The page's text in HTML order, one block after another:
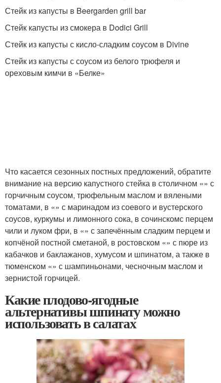
Стейк из капусты в Beergarden grill bar
Стейк капусты из смокера в Dodici Grill
Стейк из капусты с кисло-сладким соусом в Divine
Стейк из капусты с соусом из белого трюфеля и
ореховым кимчи в «Белке»
Что касается сезонных постных предложений, обратите
внимание на версию капустного стейка в столичном «» с
горчичным соусом, трюфельным маслом и вялеными
томатами, в «» с маринадом из соевого и вустерского
соусов, куркумы и лимонного сока, в сочинскомс перцем
чили и луком фри, в «» с запечённым сладким перцем и
копчёной постной сметаной, в ростовском «» с пюре из
кабачков и баклажанов, хумусом и шпинатом, а также в
тюменском «» с шампиньонами, чесночным маслом и
зернистой горчицей.
Какие плодово-ягодные
альтернативы шпинату можно
использовать в салатах